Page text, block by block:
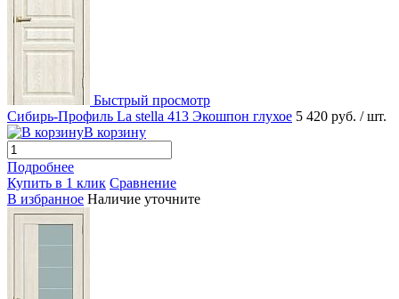
Быстрый просмотр
Сибирь-Профиль La stella 413 Экошпон глухое 5 420 руб. / шт.
В корзину
Подробнее
Купить в 1 клик Сравнение
В избранное Наличие уточните